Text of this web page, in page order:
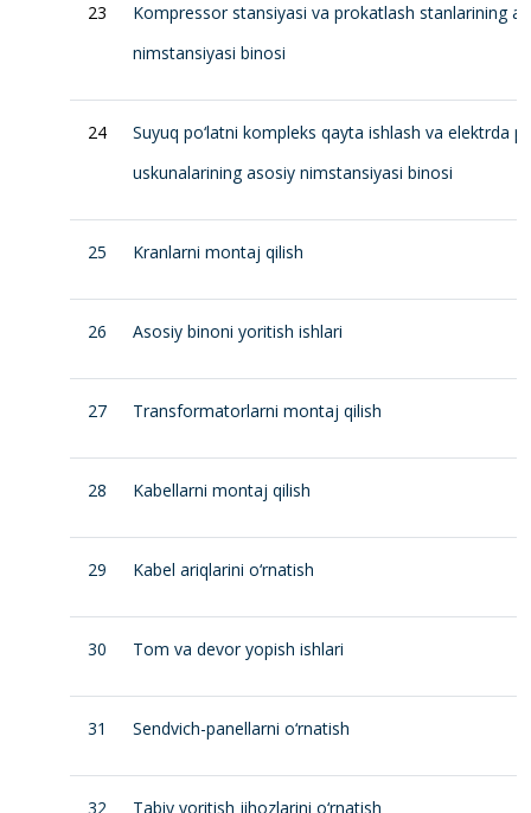
23
Kompressor stansiyasi va prokatlash stanlarining
nimstansiyasi binosi
24
Suyuq po‘latni kompleks qayta ishlash va elektrda
uskunalarining asosiy nimstansiyasi binosi
25 Kranlarni montaj qilish
26 Asosiy binoni yoritish ishlari
27 Transformatorlarni montaj qilish
28 Kabellarni montaj qilish
29 Kabel ariqlarini o‘rnatish
30 Tom va devor yopish ishlari
31 Sendvich-panellarni o‘rnatish
32 Tabiy yoritish jihozlarini o‘rnatish